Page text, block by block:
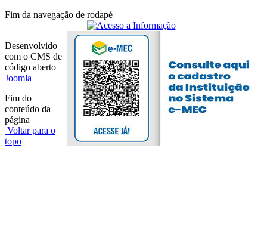
Fim da navegação de rodapé
Desenvolvido
com o CMS de
código aberto
Joomla
Fim do
conteúdo da
página
Voltar para o
topo